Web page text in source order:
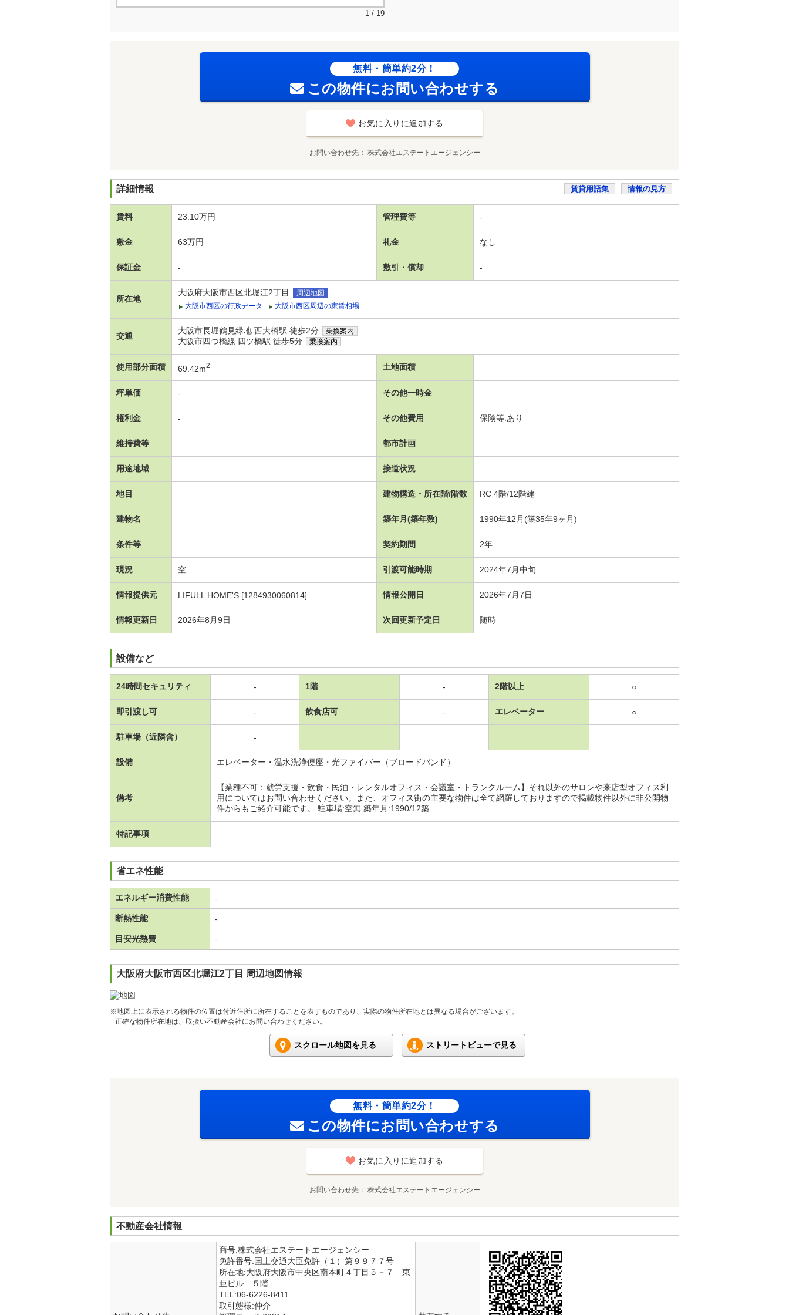
1 / 19
無料・簡単約2分！
この物件にお問い合わせする
お気に入りに追加する
お問い合わせ先 株式会社エステートエージェンシー
詳細情報 賃貸用語集 情報の見方
賃料 23.10万円 管理費等 -
敷金 63万円 礼金 なし
保証金 - 敷引・償却 -
所在地
大阪府大阪市西区北堀江2丁目
周辺地図
大阪市西区の行政データ
大阪市西区周辺の家賃相場
交通
大阪市長堀鶴見緑地 西大橋駅 徒歩2分 乗換案内
大阪市四つ橋線 四ツ橋駅 徒歩5分 乗換案内
使用部分面積 69.42m2 土地面積
坪単価 - その他一時金
権利金 - その他費用 保険等:あり
維持費等 都市計画
用途地域 接道状況
地目 建物構造・所在階/階数 RC 4階/12階建
建物名 築年月(築年数) 1990年12月(築35年9ヶ月)
条件等 契約期間 2年
現況 空 引渡可能時期 2024年7月中旬
情報提供元 LIFULL HOME'S [1284930060814] 情報公開日 2026年7月7日
情報更新日 2026年8月9日 次回更新予定日 随時
設備など
24時間セキュリティ - 1階 - 2階以上 ○
即引渡し可 - 飲食店可 - エレベーター ○
駐車場（近隣含） -
設備 エレベーター・温水洗浄便座・光ファイバー（ブロードバンド）
備考
【業種不可：就労支援・飲食・民泊・レンタルオフィス・会議室・トランクルーム】それ以外のサロンや来店型オフィス利
用についてはお問い合わせください。また、オフィス街の主要な物件は全て網羅しておりますので掲載物件以外に非公開物
件からもご紹介可能です。 駐車場:空無 築年月:1990/12築
特記事項
省エネ性能
エネルギー消費性能 -
断熱性能 -
目安光熱費 -
大阪府大阪市西区北堀江2丁目 周辺地図情報
※地図上に表示される物件の位置は付近住所に所在することを表すものであり、実際の物件所在地とは異なる場合がございます。
正確な物件所在地は、取扱い不動産会社にお問い合わせください。
スクロール地図を見る ストリートビューで見る
無料・簡単約2分！
この物件にお問い合わせする
お気に入りに追加する
お問い合わせ先 株式会社エステートエージェンシー
不動産会社情報
商号:株式会社エステートエージェンシー
免許番号:国土交通大臣免許（１）第９９７７号
所在地:大阪府大阪市中央区南本町４丁目５－７ 東
亜ビル ５階
TEL:06-6226-8411
取引態様:仲介